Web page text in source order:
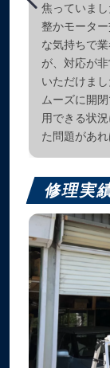
焦っていま
整かモータ
な気持ちで
が、対応が
いただけま
ムーズに開
用できる状
た問題があ
修理実